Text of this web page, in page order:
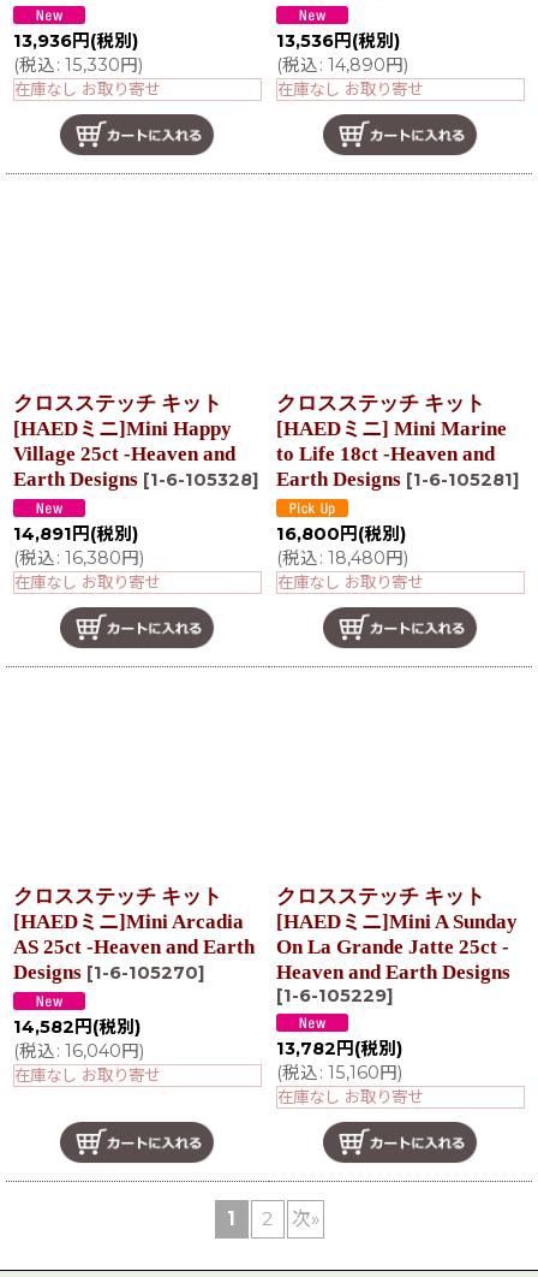
13,936円 (税別)
(税込: 15,330円)
在庫なし お取り寄せ
13,536円 (税別)
(税込: 14,890円)
在庫なし お取り寄せ
クロスステッチ キット
[HAEDミニ]Mini Happy
Village 25ct -Heaven and
Earth Designs [1-6-105328]
14,891 円 (税別)
(税込: 16,380円)
在庫なし お取り寄せ
クロスステッチ キット
[HAEDミニ] Mini Marine
to Life 18ct -Heaven and
Earth Designs [1-6-105281]
16,800 円 (税別)
(税込: 18,480円)
在庫なし お取り寄せ
クロスステッチ キット
[HAEDミニ]Mini Arcadia
AS 25ct -Heaven and Earth
Designs [1-6-105270]
14,582 円 (税別)
(税込: 16,040円)
在庫なし お取り寄せ
クロスステッチ キット
[HAEDミニ]Mini A Sunday
On La Grande Jatte 25ct -
Heaven and Earth Designs
[1-6-105229]
13,782 円 (税別)
(税込: 15,160円)
在庫なし お取り寄せ
1 2 次»